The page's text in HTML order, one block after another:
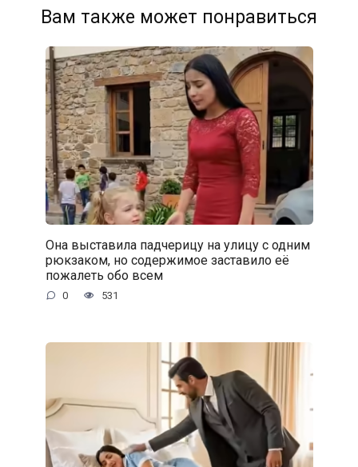
Вам также может понравиться
Она выставила падчерицу на улицу с одним
рюкзаком, но содержимое заставило её
пожалеть обо всем
0 531